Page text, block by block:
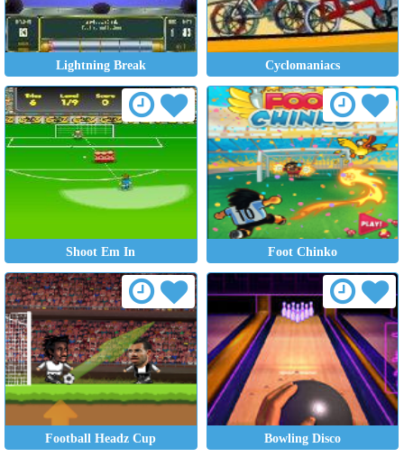
Lightning Break Cyclomaniacs
Shoot Em In Foot Chinko
Football Headz Cup Bowling Disco